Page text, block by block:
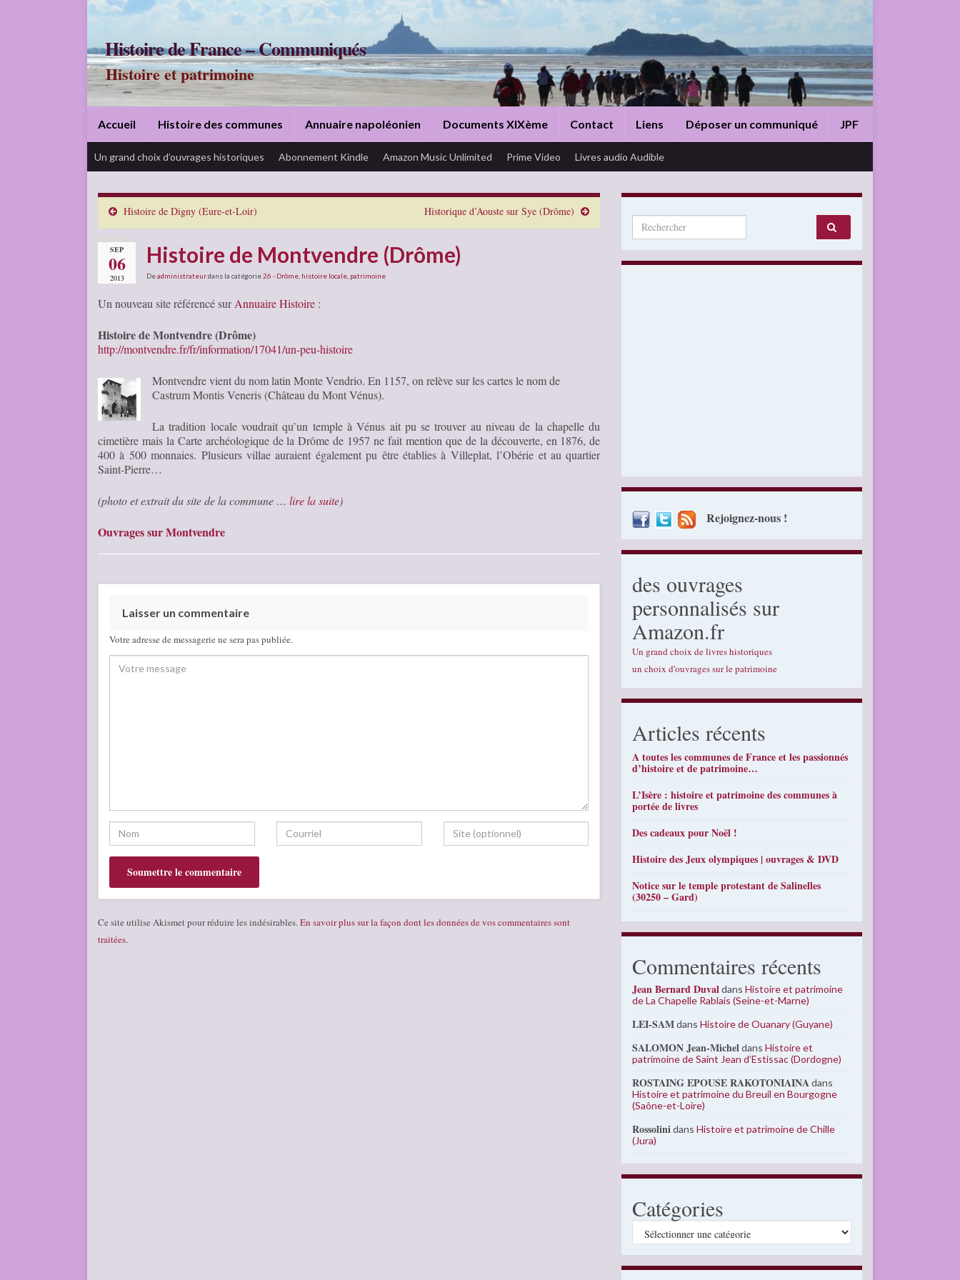
Histoire de France – Communiqués
Histoire et patrimoine
Accueil Histoire des communes Annuaire napoléonien Documents XIXème Contact Liens Déposer un communiqué JPF
Un grand choix d’ouvrages historiques Abonnement Kindle Amazon Music Unlimited Prime Video Livres audio Audible
Histoire de Digny (Eure-et-Loir) Historique d’Aouste sur Sye (Drôme)
SEP
06
2013
Histoire de Montvendre (Drôme)
Deadministrateurdans la catégorie26 - Drôme histoire locale patrimoine
Un nouveau site référencé surAnnuaire Histoire :
Histoire de Montvendre (Drôme)
http://montvendre.fr/fr/information/17041/un-peu-histoire
Montvendre vient du nom latin Monte Vendrio. En 1157, on relève sur les cartes le nom de
Castrum Montis Veneris (Château du Mont Vénus).
La tradition locale voudrait qu’un temple à Vénus ait pu se trouver au niveau de la chapelle du
cimetière mais la Carte archéologique de la Drôme de 1957 ne fait mention que de la découverte, en 1876, de
400 à 500 monnaies. Plusieurs villae auraient également pu être établies à Villeplat, l’Obérie et au quartier
Saint-Pierre…
(photo et extrait du site de la commune … lire la suite)
Ouvrages sur Montvendre
Laisser un commentaire
Votre adresse de messagerie ne sera pas publiée.
Ce site utilise Akismet pour réduire les indésirables. En savoir plus sur la façon dont les données de vos commentaires sont
traitées.
Search for:
Rejoignez-nous !
des ouvrages
personnalisés sur
Amazon.fr
Un grand choix de livres historiques
un choix d'ouvrages sur le patrimoine
Articles récents
A toutes les communes de France et les passionnés
d’histoire et de patrimoine…
L’Isère : histoire et patrimoine des communes à
portée de livres
Des cadeaux pour Noël !
Histoire des Jeux olympiques | ouvrages & DVD
Notice sur le temple protestant de Salinelles
(30250 – Gard)
Commentaires récents
Jean Bernard DuvaldansHistoire et patrimoine
de La Chapelle Rablais (Seine-et-Marne)
LEI-SAMdansHistoire de Ouanary (Guyane)
SALOMON Jean-MicheldansHistoire et
patrimoine de Saint Jean d’Estissac (Dordogne)
ROSTAING EPOUSE RAKOTONIAINAdans
Histoire et patrimoine du Breuil en Bourgogne
(Saône-et-Loire)
RossolinidansHistoire et patrimoine de Chille
(Jura)
Catégories
Catégories